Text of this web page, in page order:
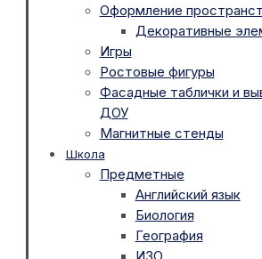
Оформление
Декоративные
Игры
Ростовые фигуры
Фасадные таблички и
ДОУ
Магнитные стенды
Школа
Предметные
Английский язык
Биология
География